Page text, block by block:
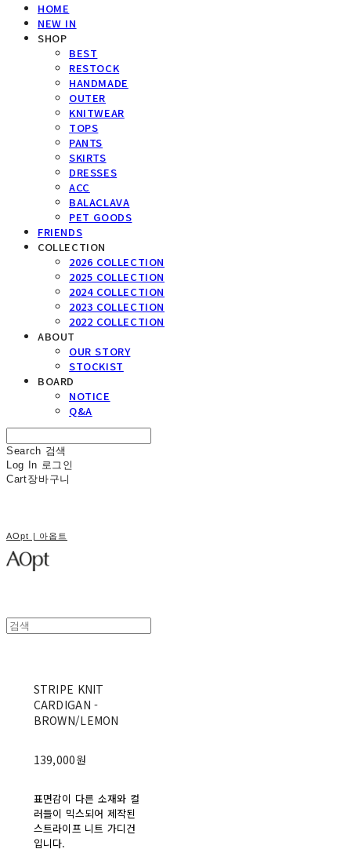
HOME
NEW IN
SHOP
BEST
RESTOCK
HANDMADE
OUTER
KNITWEAR
TOPS
PANTS
SKIRTS
DRESSES
ACC
BALACLAVA
PET GOODS
FRIENDS
COLLECTION
2026 COLLECTION
2025 COLLECTION
2024 COLLECTION
2023 COLLECTION
2022 COLLECTION
ABOUT
OUR STORY
STOCKIST
BOARD
NOTICE
Q&A
Search 검색
Log In 로그인
Cart장바구니
AOpt | 아옵트
STRIPE KNIT
CARDIGAN -
BROWN/LEMON
139,000원
표면감이 다른 소재와 컬
러들이 믹스되어 제작된
스트라이프 니트 가디건
입니다.